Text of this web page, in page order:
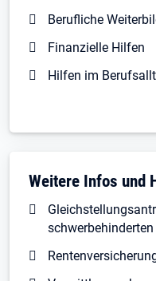
Berufliche
Finanzielle Hilfen
Hilfen im
Weitere Infos und